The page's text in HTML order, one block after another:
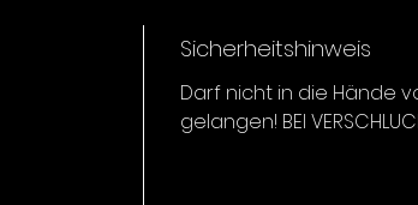
Sicherheitshinweis
Darf nicht in die Hände
gelangen! BEI